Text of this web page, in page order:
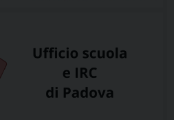
Il corso è rivolto agli